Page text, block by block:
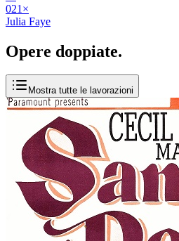
021 ×
Julia Faye
Opere doppiate.
Mostra tutte le lavorazioni